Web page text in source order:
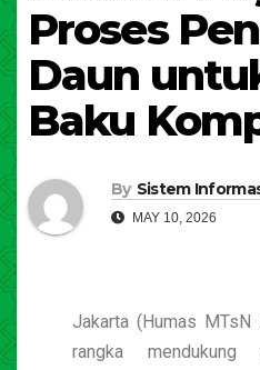
Proses
Daun
Baku
By Sistem
MAY 10, 2026
Jakarta (Humas
rangka mendukung